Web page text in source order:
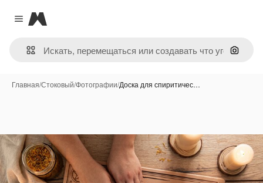
Close menu
Magnific
Поиск
Главная/Стоковый/Фотографии/Доска для спиритичес…